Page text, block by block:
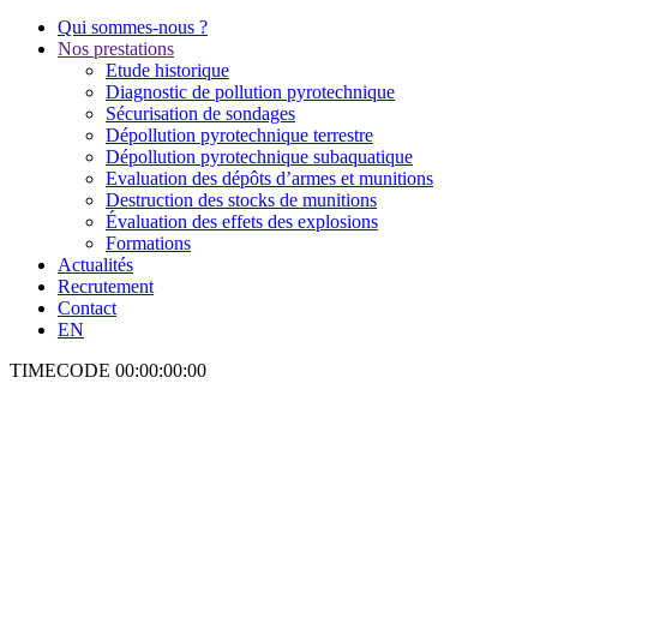
Qui sommes-nous ?
Nos prestations
Etude historique
Diagnostic de pollution pyrotechnique
Sécurisation de sondages
Dépollution pyrotechnique terrestre
Dépollution pyrotechnique subaquatique
Evaluation des dépôts d’armes et munitions
Destruction des stocks de munitions
Évaluation des effets des explosions
Formations
Actualités
Recrutement
Contact
EN
TIMECODE 00:00:00:00